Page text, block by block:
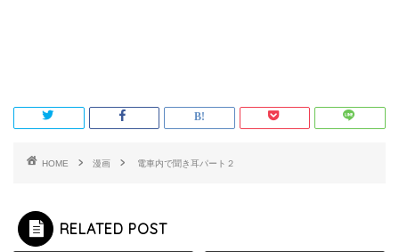
HOME 漫画 電車内で聞き耳パート２
RELATED POST